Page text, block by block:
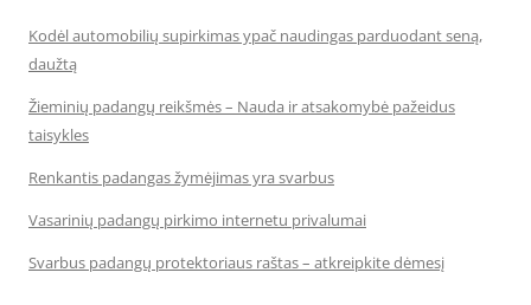
Kodėl automobilių supirkimas ypač naudingas parduodant seną,
daužtą
Žieminių padangų reikšmės – Nauda ir atsakomybė pažeidus
taisykles
Renkantis padangas žymėjimas yra svarbus
Vasarinių padangų pirkimo internetu privalumai
Svarbus padangų protektoriaus raštas – atkreipkite dėmesį